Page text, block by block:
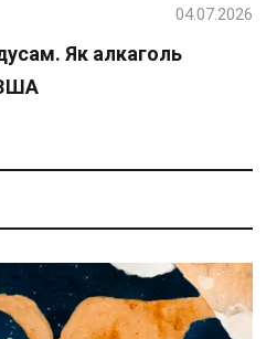
Як алкаголь
04.07.2026